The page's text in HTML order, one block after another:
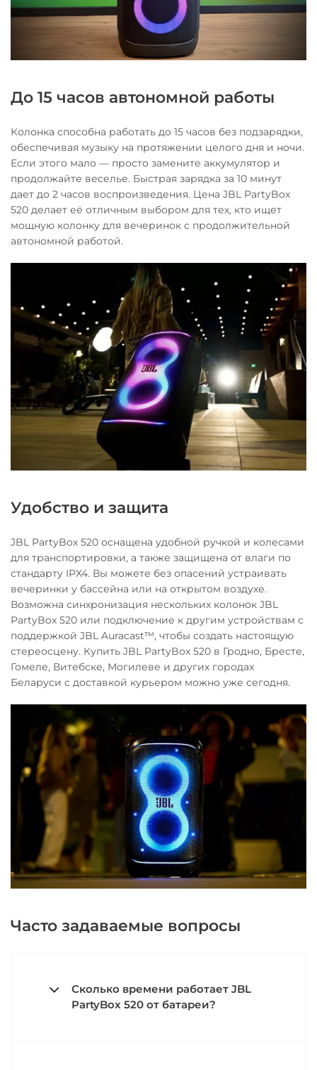
До 15 часов автономной работы
Колонка способна работать до 15 часов без подзарядки,
обеспечивая музыку на протяжении целого дня и ночи.
Если этого мало — просто замените аккумулятор и
продолжайте веселье. Быстрая зарядка за 10 минут
дает до 2 часов воспроизведения. Цена JBL PartyBox
520 делает её отличным выбором для тех, кто ищет
мощную колонку для вечеринок с продолжительной
автономной работой.
Удобство и защита
JBL PartyBox 520 оснащена удобной ручкой и колесами
для транспортировки, а также защищена от влаги по
стандарту IPX4. Вы можете без опасений устраивать
вечеринки у бассейна или на открытом воздухе.
Возможна синхронизация нескольких колонок JBL
PartyBox 520 или подключение к другим устройствам с
поддержкой JBL Auracast™, чтобы создать настоящую
стереосцену. Купить JBL PartyBox 520 в Гродно, Бресте,
Гомеле, Витебске, Могилеве и других городах
Беларуси с доставкой курьером можно уже сегодня.
Часто задаваемые вопросы
Сколько времени работает JBL
PartyBox 520 от батареи?